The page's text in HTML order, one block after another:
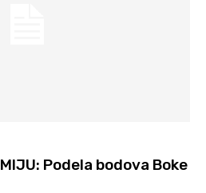
Podela bodova Boke